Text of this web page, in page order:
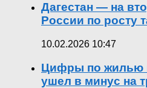
Дагестан — на
России по росту
10.02.2026 10:47
Цифры по жилью
ушел в минус на